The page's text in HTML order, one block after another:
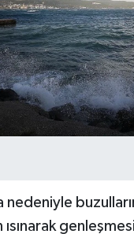
nedeniyle